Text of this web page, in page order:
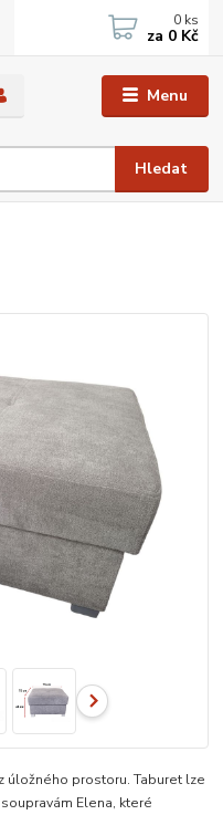
Menu
Hledat
0 ks
za 0 Kč
úložného prostoru. Taburet lze
Elena, které